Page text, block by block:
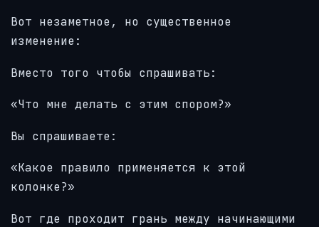
Вот незаметное, но существенное
изменение:
Вместо того чтобы спрашивать:
«Что мне делать с этим спором?»
Вы спрашиваете:
«Какое правило применяется к этой
колонке?»
Вот где проходит грань между начинающими